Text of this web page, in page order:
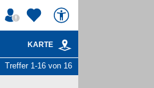
KARTE
Treffer 1-16 von 16